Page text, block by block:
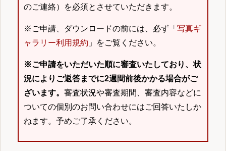
のご連絡）を必須とさせていただきます。
※ご申請、ダウンロードの前には、必ず「 写真ギ
ャラリー利用規約 」をご覧ください。
※ご申請をいただいた順に審査いたしており、状
況によりご返答までに2週間前後かかる場合がご
ざいます。 審査状況や審査期間、審査内容などに
ついての個別のお問い合わせにはご回答いたしか
ねます。予めご了承ください。